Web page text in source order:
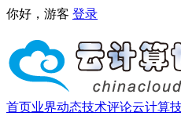
你好，游客 登录
首页业界动态技术评论云计算